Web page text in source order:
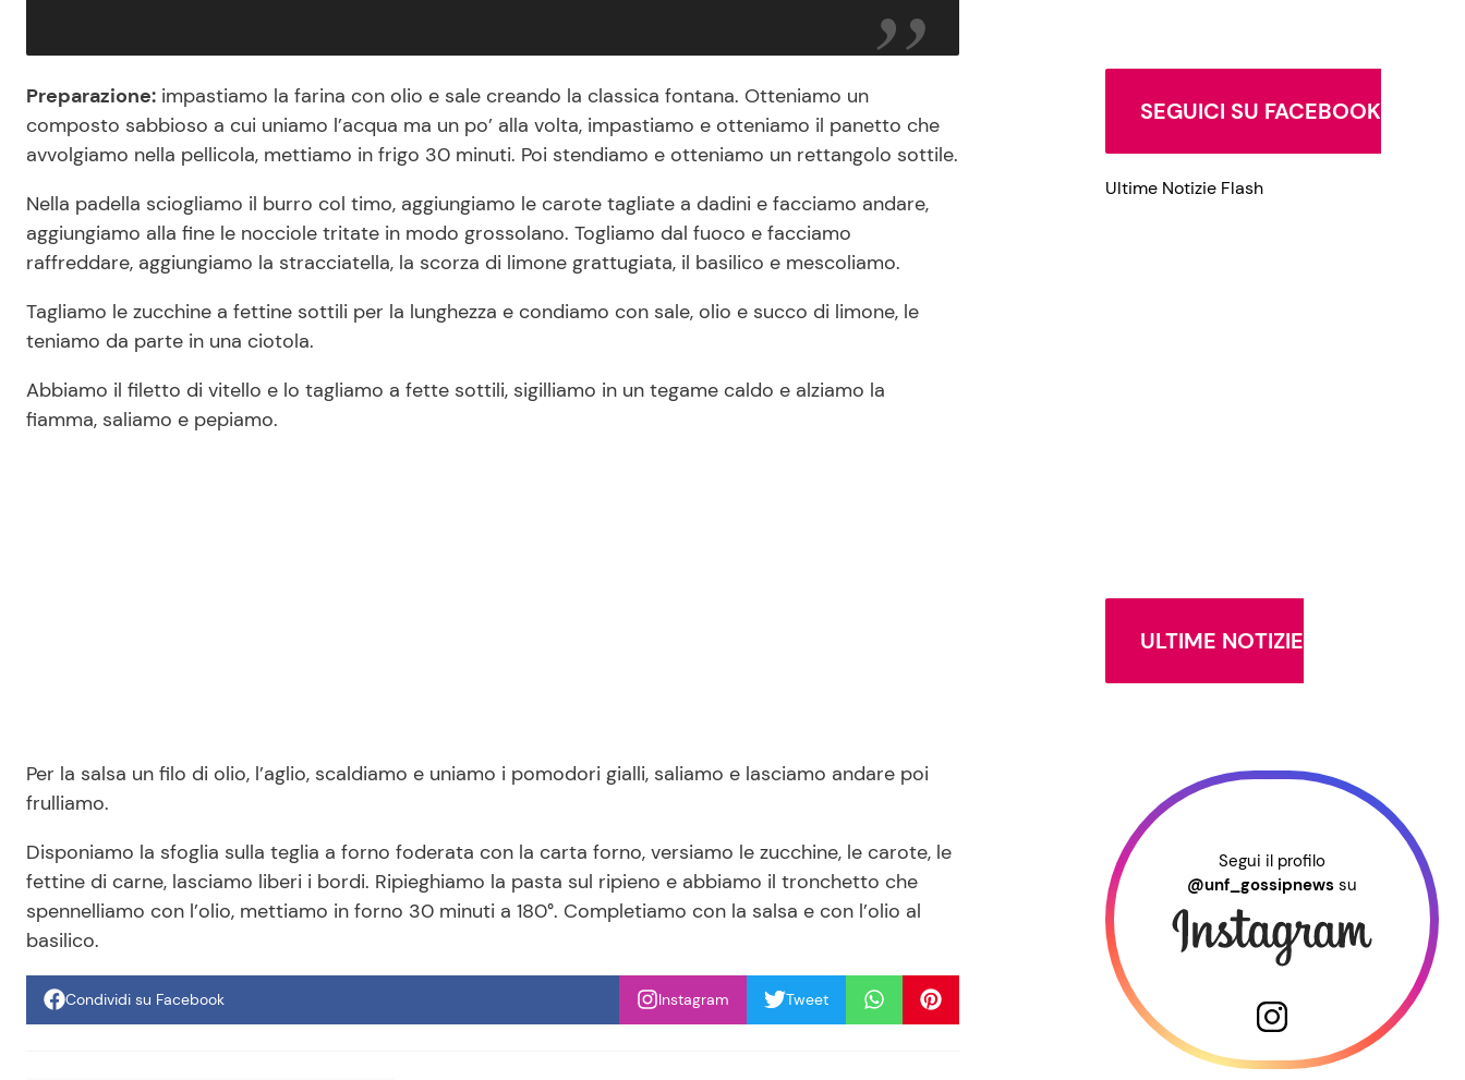
Preparazione: impastiamo la farina con olio e sale creando la classica fontana. Otteniamo un
composto sabbioso a cui uniamo l’acqua ma un po’ alla volta, impastiamo e otteniamo il panetto che
avvolgiamo nella pellicola, mettiamo in frigo 30 minuti. Poi stendiamo e otteniamo un rettangolo sottile.
Nella padella sciogliamo il burro col timo, aggiungiamo le carote tagliate a dadini e facciamo andare,
aggiungiamo alla fine le nocciole tritate in modo grossolano. Togliamo dal fuoco e facciamo
raffreddare, aggiungiamo la stracciatella, la scorza di limone grattugiata, il basilico e mescoliamo.
Tagliamo le zucchine a fettine sottili per la lunghezza e condiamo con sale, olio e succo di limone, le
teniamo da parte in una ciotola.
Abbiamo il filetto di vitello e lo tagliamo a fette sottili, sigilliamo in un tegame caldo e alziamo la
fiamma, saliamo e pepiamo.
Per la salsa un filo di olio, l’aglio, scaldiamo e uniamo i pomodori gialli, saliamo e lasciamo andare poi
frulliamo.
Disponiamo la sfoglia sulla teglia a forno foderata con la carta forno, versiamo le zucchine, le carote, le
fettine di carne, lasciamo liberi i bordi. Ripieghiamo la pasta sul ripieno e abbiamo il tronchetto che
spennelliamo con l’olio, mettiamo in forno 30 minuti a 180°. Completiamo con la salsa e con l’olio al
basilico.
Condividi su Facebook Instagram Tweet
SEGUICI SU FACEBOOK
Ultime Notizie Flash
ULTIME NOTIZIE
Segui il profilo
@unf_gossipnews su